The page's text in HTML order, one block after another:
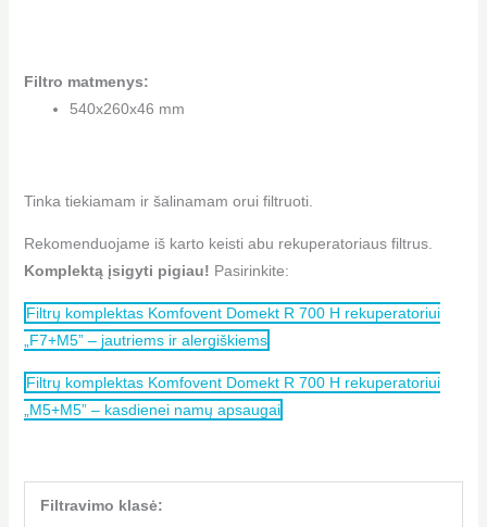
Filtro matmenys:
540x260x46 mm
Tinka tiekiamam ir šalinamam orui filtruoti.
Rekomenduojame iš karto keisti abu rekuperatoriaus filtrus.
Komplektą įsigyti pigiau! Pasirinkite:
Filtrų komplektas Komfovent Domekt R 700 H rekuperatoriui
„F7+M5” – jautriems ir alergiškiems
Filtrų komplektas Komfovent Domekt R 700 H rekuperatoriui
„M5+M5” – kasdienei namų apsaugai
Filtravimo klasė: